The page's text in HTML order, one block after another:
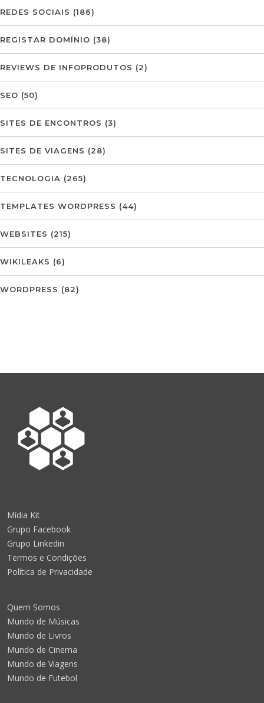
REDES SOCIAIS (186)
REGISTAR DOMÍNIO (38)
REVIEWS DE INFOPRODUTOS (2)
SEO (50)
SITES DE ENCONTROS (3)
SITES DE VIAGENS (28)
TECNOLOGIA (265)
TEMPLATES WORDPRESS (44)
WEBSITES (215)
WIKILEAKS (6)
WORDPRESS (82)
Mídia Kit
Grupo Facebook
Grupo Linkedin
Termos e Condições
Política de Privacidade
Quem Somos
Mundo de Músicas
Mundo de Livros
Mundo de Cinema
Mundo de Viagens
Mundo de Futebol